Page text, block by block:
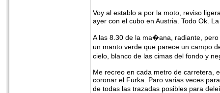
Voy al establo a por la moto, reviso
ayer con el cubo en Austria. Todo Ok.
A las 8.30 de la ma�ana, radiante,
un manto verde que parece un campo
cielo, blanco de las cimas del fondo y
Me recreo en cada metro de carretera,
coronar el Furka. Paro varias veces
de todas las trazadas posibles para